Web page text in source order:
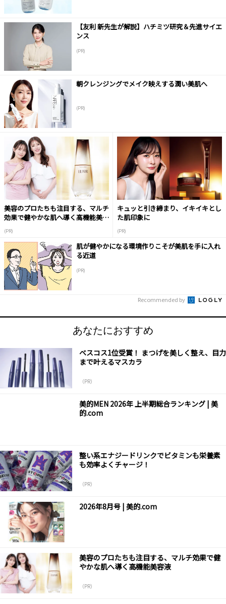
【友利 新先生が解説】ハチミツ研究＆先進サイエ
ンス
(PR)
朝クレンジングでメイク映えする潤い美肌へ
(PR)
美容のプロたちも注目する、マルチ
効果で健やかな肌へ導く高機能美容
(PR)
キュッと引き締まり、イキイキとし
た肌印象に
(PR)
肌が健やかになる環境作りこそが美肌を手に入れ
る近道
(PR)
Recommended by
あなたにおすすめ
ベスコス1位受賞！ まつげを美しく整え、目力
まで叶えるマスカラ
（PR）
美的MEN 2026年 上半期総合ランキング | 美
的.com
整い系エナジードリンクでビタミンも栄養素
も効率よくチャージ！
（PR）
2026年8月号 | 美的.com
美容のプロたちも注目する、マルチ効果で健
やかな肌へ導く高機能美容液
（PR）